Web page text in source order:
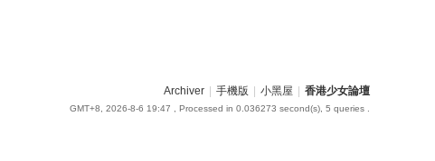
Archiver 手機版 小黑屋 香港少女論壇
GMT+8, 2026-8-6 19:47 , Processed in 0.036273 second(s), 5 queries .